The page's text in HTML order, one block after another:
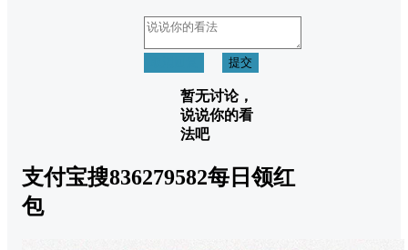
提交
暂无讨论，
说说你的看
法吧
支付宝搜836279582每日领红
包